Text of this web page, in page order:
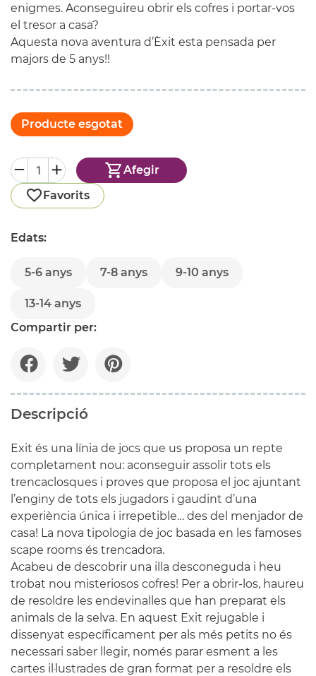
enigmes. Aconseguireu obrir els cofres i portar-vos
el tresor a casa?
Aquesta nova aventura d’Èxit esta pensada per
majors de 5 anys!!
Producte esgotat
Afegir
Favorits
Edats:
5-6 anys 7-8 anys 9-10 anys
13-14 anys
Compartir per:
Descripció
Exit és una línia de jocs que us proposa un repte
completament nou: aconseguir assolir tots els
trencaclosques i proves que proposa el joc ajuntant
l’enginy de tots els jugadors i gaudint d’una
experiència única i irrepetible… des del menjador de
casa! La nova tipologia de joc basada en les famoses
scape rooms és trencadora.
Acabeu de descobrir una illa desconeguda i heu
trobat nou misteriosos cofres! Per a obrir-los, haureu
de resoldre les endevinalles que han preparat els
animals de la selva. En aquest Exit rejugable i
dissenyat específicament per als més petits no és
necessari saber llegir, només parar esment a les
cartes il·lustrades de gran format per a resoldre els